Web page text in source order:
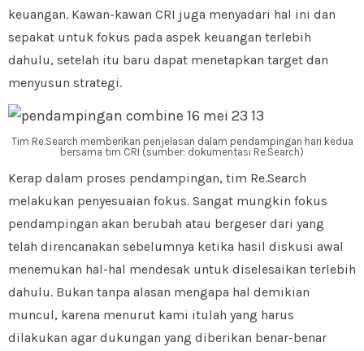
keuangan. Kawan-kawan CRI juga menyadari hal ini dan
sepakat untuk fokus pada aspek keuangan terlebih
dahulu, setelah itu baru dapat menetapkan target dan
menyusun strategi.
Tim Re.Search memberikan penjelasan dalam pendampingan hari kedua
bersama tim CRI (sumber: dokumentasi Re.Search)
Kerap dalam proses pendampingan, tim Re.Search
melakukan penyesuaian fokus. Sangat mungkin fokus
pendampingan akan berubah atau bergeser dari yang
telah direncanakan sebelumnya ketika hasil diskusi awal
menemukan hal-hal mendesak untuk diselesaikan terlebih
dahulu. Bukan tanpa alasan mengapa hal demikian
muncul, karena menurut kami itulah yang harus
dilakukan agar dukungan yang diberikan benar-benar